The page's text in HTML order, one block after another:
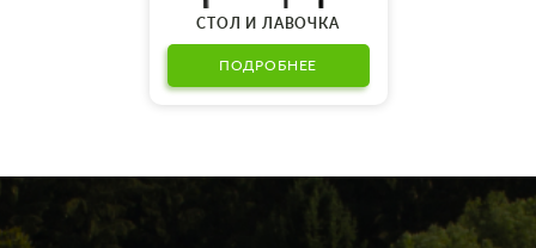
СТОЛ И ЛАВОЧКА
ПОДРОБНЕЕ